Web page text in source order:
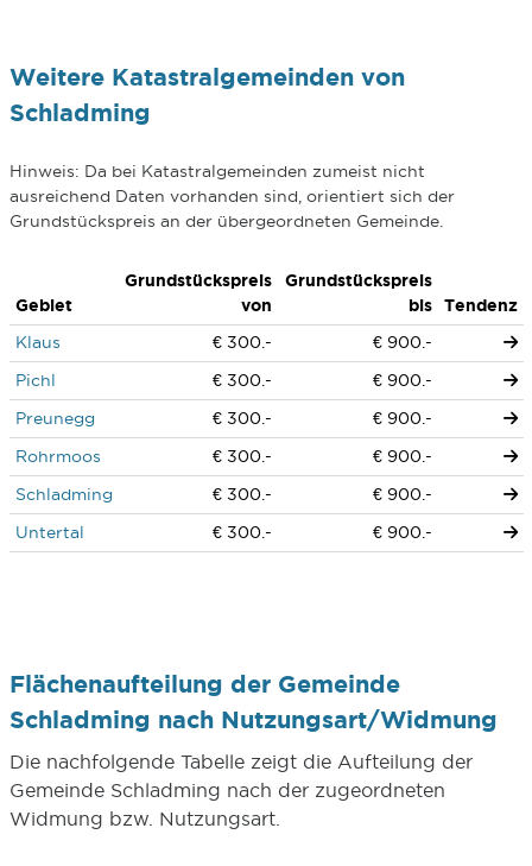
Weitere Katastralgemeinden von
Schladming
Hinweis: Da bei Katastralgemeinden zumeist nicht
ausreichend Daten vorhanden sind, orientiert sich der
Grundstückspreis an der übergeordneten Gemeinde.
Gebiet
Grundstückspreis
von
Grundstückspreis
bis
Tendenz
Klaus
€ 300.-
€ 900.-
Pichl
€ 300.-
€ 900.-
Preunegg
€ 300.-
€ 900.-
Rohrmoos
€ 300.-
€ 900.-
Schladming
€ 300.-
€ 900.-
Untertal
€ 300.- € 900.-
Flächenaufteilung der Gemeinde
Schladming nach Nutzungsart/Widmung
Die nachfolgende Tabelle zeigt die Aufteilung der
Gemeinde Schladming nach der zugeordneten
Widmung bzw. Nutzungsart.